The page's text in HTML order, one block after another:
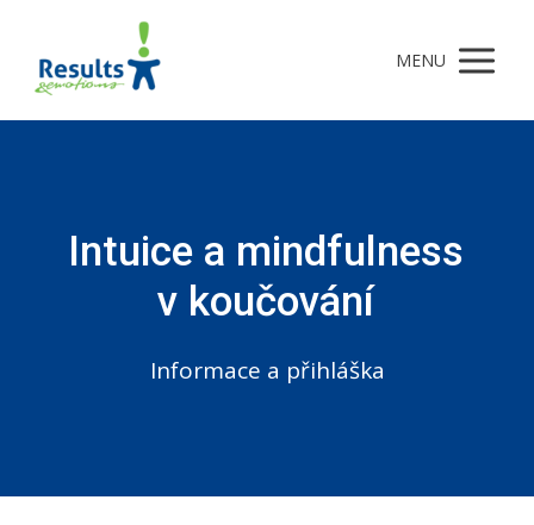
MENU
Intuice a mindfulness
v koučování
Informace a přihláška